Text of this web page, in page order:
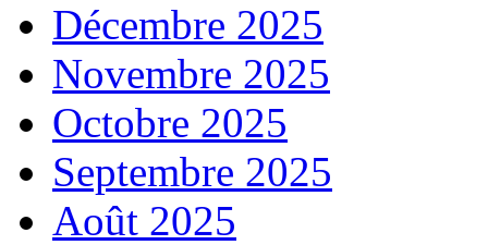
Décembre 2025
Novembre 2025
Octobre 2025
Septembre 2025
Août 2025